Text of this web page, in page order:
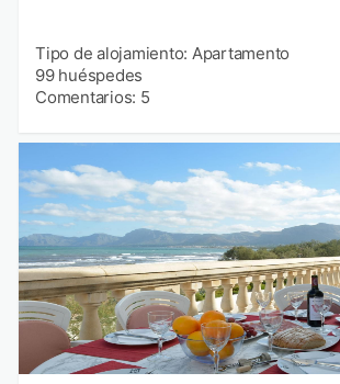
Tipo de alojamiento: Apartamento
99 huéspedes
Comentarios: 5